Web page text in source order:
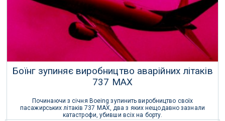
Боїнг зупиняє виробництво аварійних літаків
737 MAX
Починаючи з січня Boeing зупинить виробництво своїх
пасажирських літаків 737 MAX, два з яких нещодавно зазнали
катастрофи, убивши всіх на борту.